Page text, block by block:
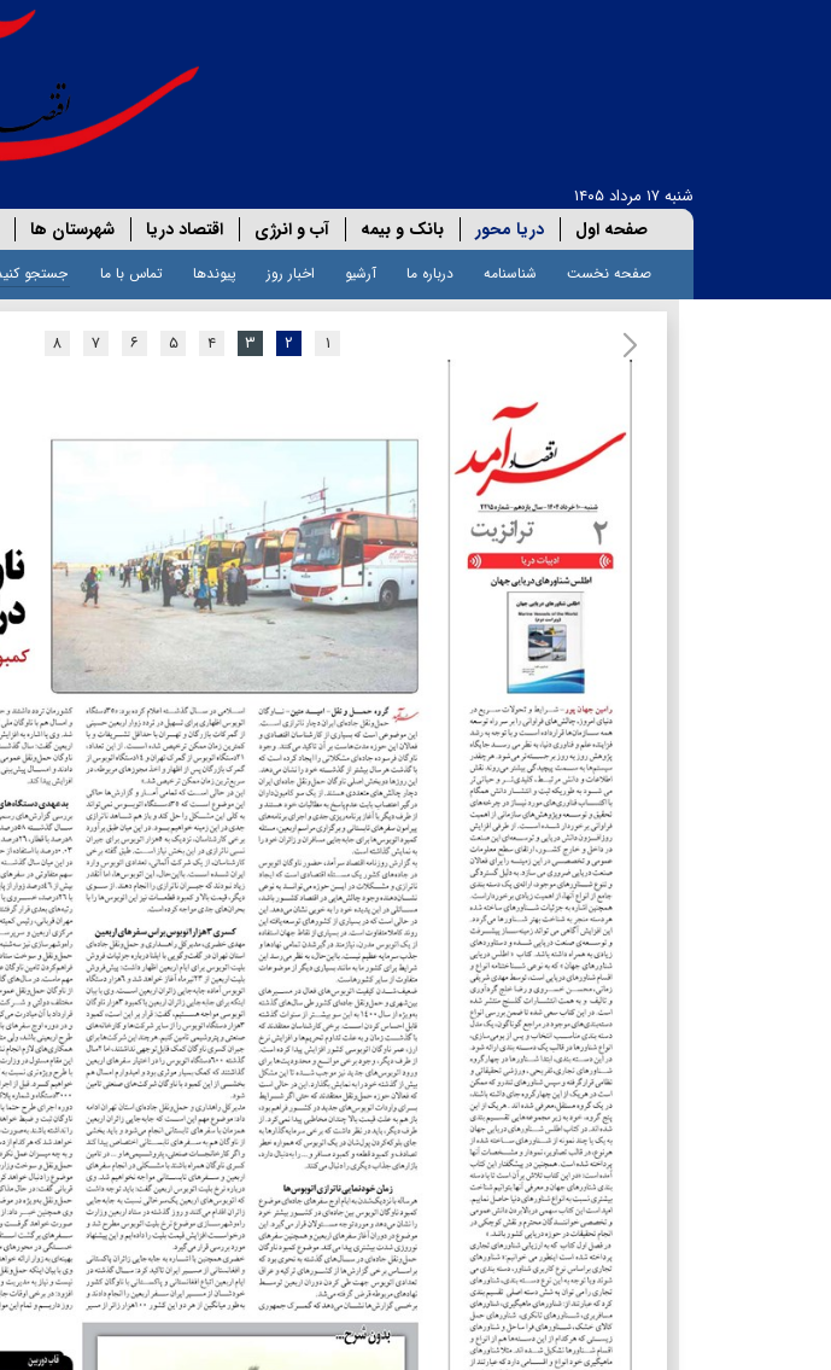
شنبه ۱۷ مرداد ۱۴۰۵
صفحه اول دریا محور بانک و بیمه آب و انرژی اقتصاد دریا شهرستان ها
صفحه نخست شناسنامه درباره ما آرشیو اخبار روز پیوندها تماس با ما
۱ ۲ ۳ ۴ ۵ ۶ ۷ ۸